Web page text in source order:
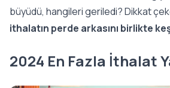
büyüdü, hangileri geriledi? Dikkat
ithalatın perde arkasını birlikte
2024 En Fazla İthalat